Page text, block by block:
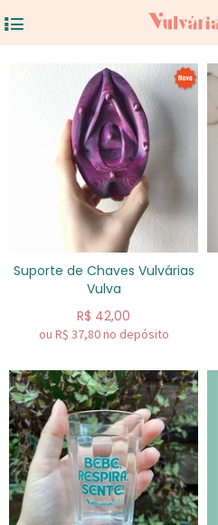
4
Suporte de Chaves Vulvárias
Vulva
R$ 42,00
ou R$ 37,80no depósito